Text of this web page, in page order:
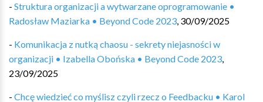
- Struktura organizacji a wytwarzane oprogramowanie •
Radosław Maziarka • Beyond Code 2023, 30/09/2025
- Komunikacja z nutką chaosu - sekrety niejasności w
organizacji • Izabella Obońska • Beyond Code 2023,
23/09/2025
- Chcę wiedzieć co myślisz czyli rzecz o Feedbacku • Karol